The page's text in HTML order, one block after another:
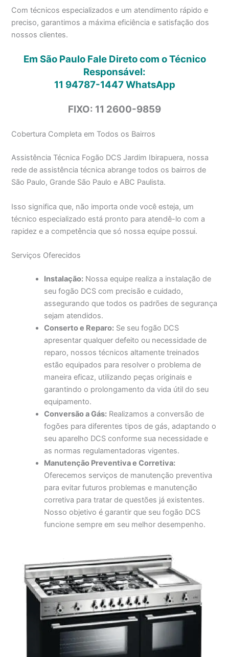
Com técnicos especializados e um atendimento rápido e
preciso, garantimos a máxima eficiência e satisfação dos
nossos clientes.
Em São Paulo Fale Direto com o Técnico
Responsável:
11 94787-1447WhatsApp
FIXO: 11 2600-9859
Cobertura Completa em Todos os Bairros
Assistência Técnica Fogão DCS Jardim Ibirapuera, nossa
rede de assistência técnica abrange todos os bairros de
São Paulo, Grande São Paulo e ABC Paulista.
Isso significa que, não importa onde você esteja, um
técnico especializado está pronto para atendê-lo com a
rapidez e a competência que só nossa equipe possui.
Serviços Oferecidos
Instalação: Nossa equipe realiza a instalação de
seu fogão DCS com precisão e cuidado,
assegurando que todos os padrões de segurança
sejam atendidos.
Conserto e Reparo: Se seu fogão DCS
apresentar qualquer defeito ou necessidade de
reparo, nossos técnicos altamente treinados
estão equipados para resolver o problema de
maneira eficaz, utilizando peças originais e
garantindo o prolongamento da vida útil do seu
equipamento.
Conversão a Gás: Realizamos a conversão de
fogões para diferentes tipos de gás, adaptando o
seu aparelho DCS conforme sua necessidade e
as normas regulamentadoras vigentes.
Manutenção Preventiva e Corretiva:
Oferecemos serviços de manutenção preventiva
para evitar futuros problemas e manutenção
corretiva para tratar de questões já existentes.
Nosso objetivo é garantir que seu fogão DCS
funcione sempre em seu melhor desempenho.